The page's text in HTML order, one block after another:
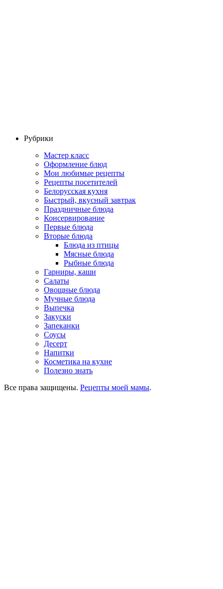
Рубрики
Мастер класс
Оформление блюд
Мои любимые рецепты
Рецепты посетителей
Белорусская кухня
Быстрый, вкусный завтрак
Праздничные блюда
Консервирование
Первые блюда
Вторые блюда
Блюда из птицы
Мясные блюда
Рыбные блюда
Гарниры, каши
Салаты
Овощные блюда
Мучные блюда
Выпечка
Закуски
Запеканки
Соусы
Десерт
Напитки
Косметика на кухне
Полезно знать
Все права защищены. Рецепты моей мамы.